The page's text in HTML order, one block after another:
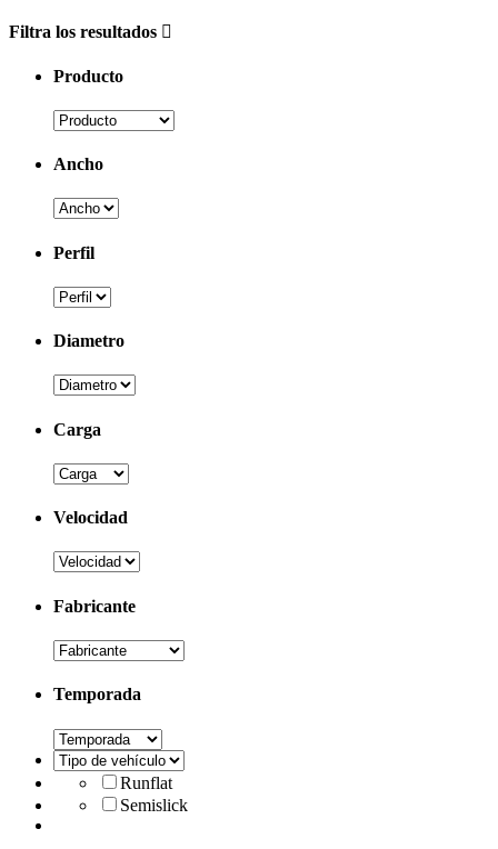
Filtra los resultados
Producto
Ancho
Perfil
Diametro
Carga
Velocidad
Fabricante
Temporada
Runflat
Semislick